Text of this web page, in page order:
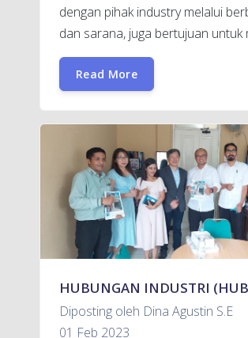
dengan pihak industry melalui
dan sarana, juga bertujuan untuk
Read More
HUBUNGAN INDUSTRI
Diposting oleh Dina Agustin S.E
01 Feb 2023